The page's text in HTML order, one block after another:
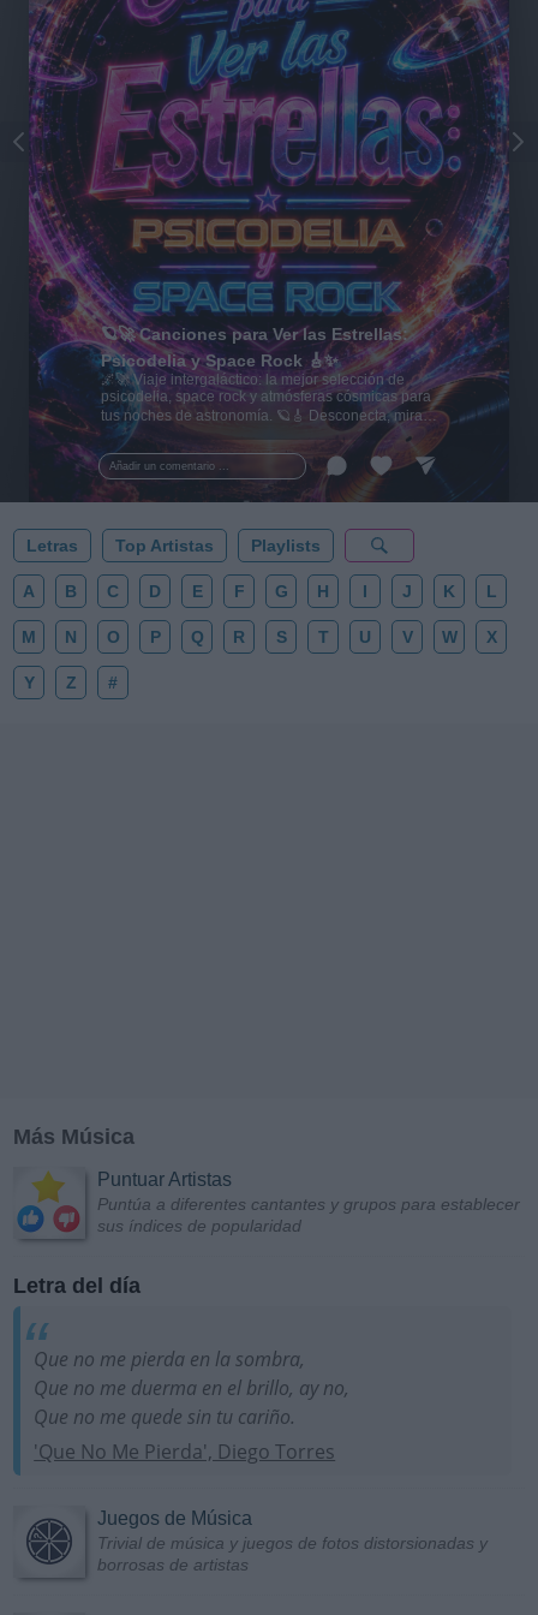
Añadir un comentario ...
🪐🚀 Canciones para Ver las Estrellas:
Psicodelia y Space Rock 🎸✨
🌌🚀 Viaje intergaláctico: la mejor selección de
psicodelia, space rock y atmósferas cósmicas para
tus noches de astronomía. 🪐🎸 Desconecta, mira
al firmamento y siente la gravedad cero. 💾 ¡Guarda
esta colección para tu próxima noche estrellada!
✨⭐
Letras Top Artistas Playlists
A B C D E F G H I J K L
M N O P Q R S T U V W X
Y Z #
Más Música
Puntuar Artistas
Puntúa a diferentes cantantes y grupos para establecer
sus índices de popularidad
Letra del día
Que no me pierda en la sombra,
Que no me duerma en el brillo, ay no,
Que no me quede sin tu cariño.
'Que No Me Pierda', Diego Torres
Juegos de Música
Trivial de música y juegos de fotos distorsionadas y
borrosas de artistas